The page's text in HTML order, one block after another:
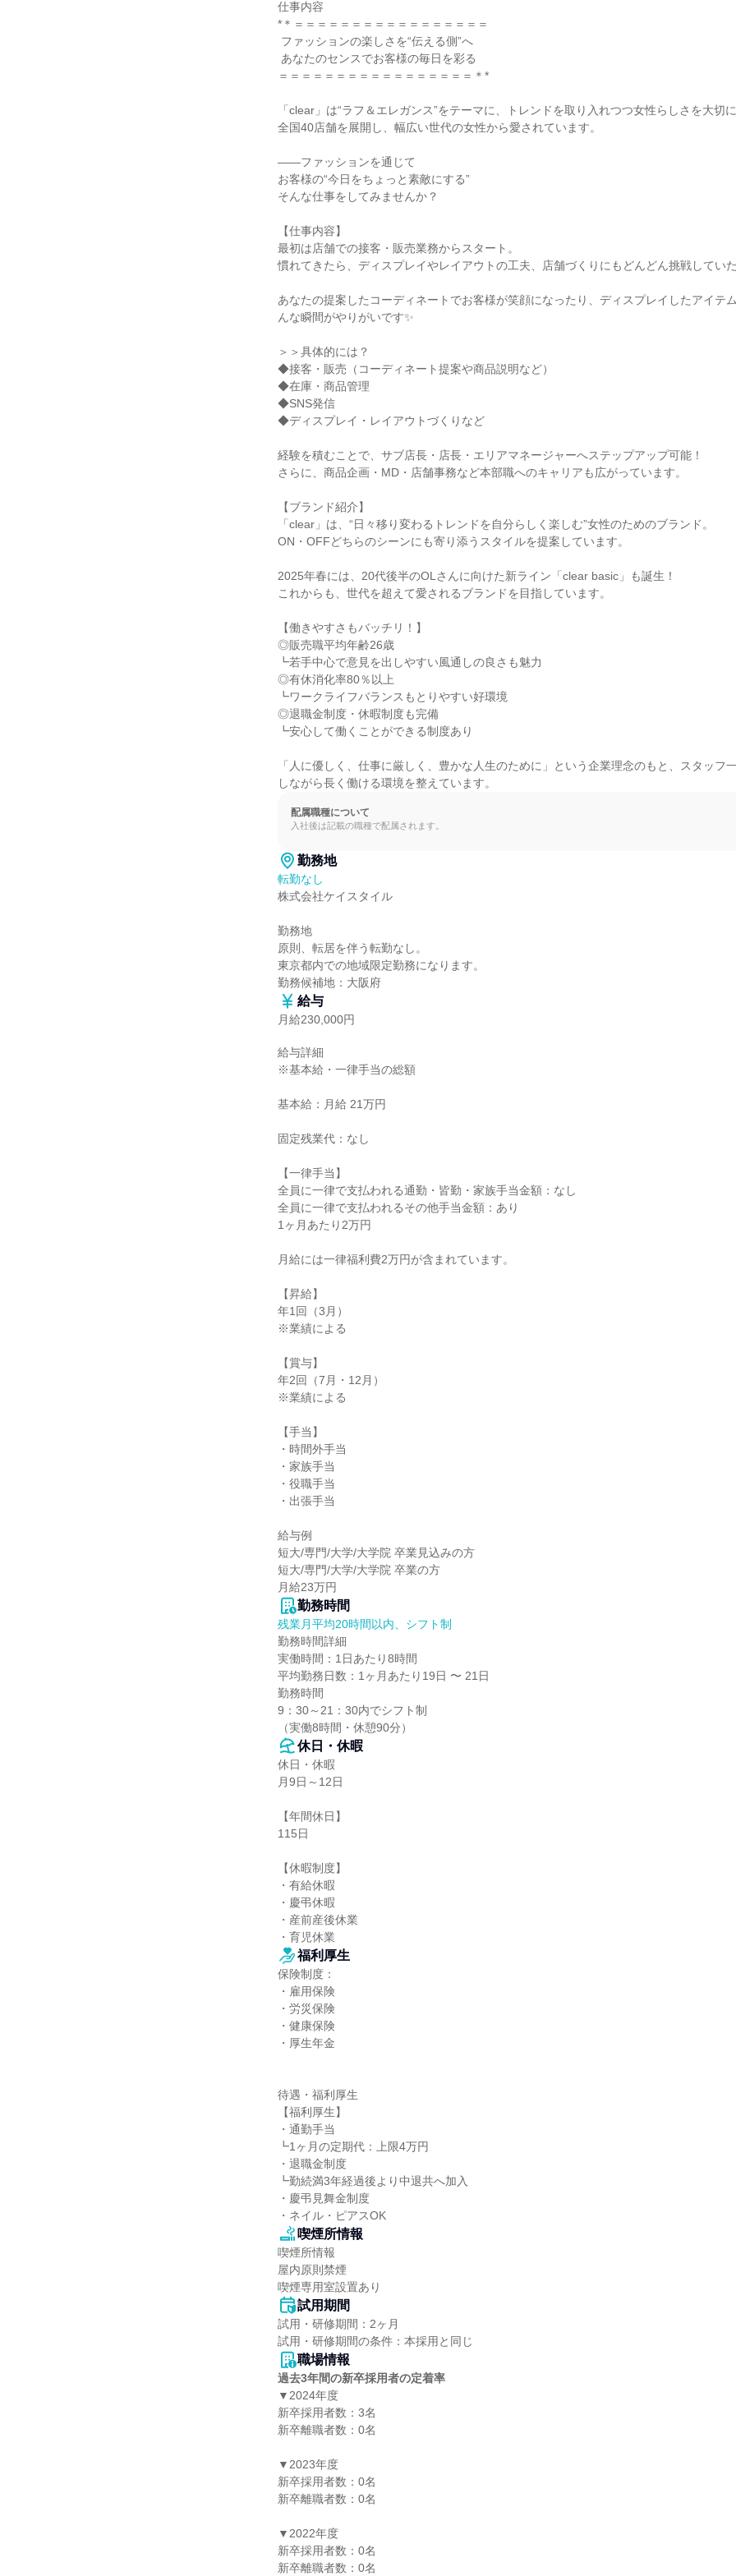
仕事内容
*＊＝＝＝＝＝＝＝＝＝＝＝＝＝＝＝＝＝
＝＝＝＝＝＝＝＝＝＝＝＝＝＝＝＝＝＊*
「clear」は“ラフ＆エレガンス”をテーマに、トレンドを取り入れつつ女性らしさを大切
全国40店舗を展開し、幅広い世代の女性から愛されています。
――ファッションを通じて
お客様の“今日をちょっと素敵にする”
そんな仕事をしてみませんか？
【仕事内容】
最初は店舗での接客・販売業務からスタート。
慣れてきたら、ディスプレイやレイアウトの工夫、店舗づくりにもどんどん挑戦していた
あなたの提案したコーディネートでお客様が笑顔になったり、ディスプレイしたアイテ
んな瞬間がやりがいです✨
＞＞具体的には？
◆接客・販売（コーディネート提案や商品説明など）
◆在庫・商品管理
◆SNS発信
◆ディスプレイ・レイアウトづくりなど
経験を積むことで、サブ店長・店長・エリアマネージャーへステップアップ可能！
さらに、商品企画・MD・店舗事務など本部職へのキャリアも広がっています。
【ブランド紹介】
「clear」は、“日々移り変わるトレンドを自分らしく楽しむ”女性のためのブランド。
ON・OFFどちらのシーンにも寄り添うスタイルを提案しています。
2025年春には、20代後半のOLさんに向けた新ライン「clear basic」も誕生！
これからも、世代を超えて愛されるブランドを目指しています。
【働きやすさもバッチリ！】
◎販売職平均年齢26歳
┗若手中心で意見を出しやすい風通しの良さも魅力
◎有休消化率80％以上
┗ワークライフバランスもとりやすい好環境
◎退職金制度・休暇制度も完備
┗安心して働くことができる制度あり
「人に優しく、仕事に厳しく、豊かな人生のために」という企業理念のもと、スタッフ
しながら長く働ける環境を整えています。
配属職種について
入社後は記載の職種で配属されます。
勤務地
転勤なし
株式会社ケイスタイル
勤務地
原則、転居を伴う転勤なし。
東京都内での地域限定勤務になります。
勤務候補地：大阪府
給与
月給230,000円
給与詳細
※基本給・一律手当の総額
基本給：月給 21万円
固定残業代：なし
【一律手当】
全員に一律で支払われる通勤・皆勤・家族手当金額：なし
全員に一律で支払われるその他手当金額：あり
1ヶ月あたり2万円
月給には一律福利費2万円が含まれています。
【昇給】
年1回（3月）
※業績による
【賞与】
年2回（7月・12月）
※業績による
【手当】
・時間外手当
・家族手当
・役職手当
・出張手当
給与例
短大/専門/大学/大学院 卒業見込みの方
短大/専門/大学/大学院 卒業の方
月給23万円
勤務時間
残業月平均20時間以内、シフト制
勤務時間詳細
実働時間：1日あたり8時間
平均勤務日数：1ヶ月あたり19日 〜 21日
勤務時間
9：30～21：30内でシフト制
（実働8時間・休憩90分）
休日・休暇
休日・休暇
月9日～12日
【年間休日】
115日
【休暇制度】
・有給休暇
・慶弔休暇
・産前産後休業
・育児休業
福利厚生
保険制度：
・雇用保険
・労災保険
・健康保険
・厚生年金
待遇・福利厚生
【福利厚生】
・通勤手当
┗1ヶ月の定期代：上限4万円
・退職金制度
┗勤続満3年経過後より中退共へ加入
・慶弔見舞金制度
・ネイル・ピアスOK
喫煙所情報
喫煙所情報
屋内原則禁煙
喫煙専用室設置あり
試用期間
試用・研修期間：2ヶ月
職場情報
過去3年間の新卒採用者の定着率
▼2024年度
新卒採用者数：3名
新卒離職者数：0名
▼2023年度
新卒採用者数：0名
新卒離職者数：0名
▼2022年度
新卒採用者数：0名
新卒離職者数：0名